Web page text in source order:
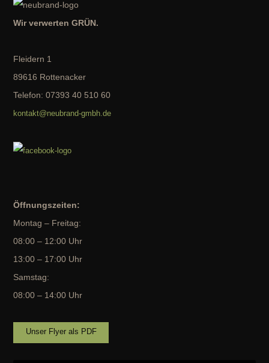
Wir verwerten GRÜN.
Fleidern 1
89616 Rottenacker
Telefon: 07393 40 510 60
kontakt@neubrand-gmbh.de
Öffnungszeiten:
Montag – Freitag:
08:00 – 12:00 Uhr
13:00 – 17:00 Uhr
Samstag:
08:00 – 14:00 Uhr
Unser Flyer als PDF